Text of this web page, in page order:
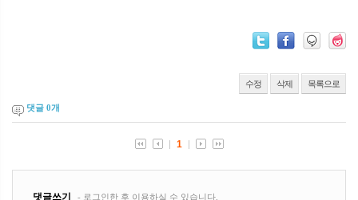
수정 삭제 목록으로
댓글 0개